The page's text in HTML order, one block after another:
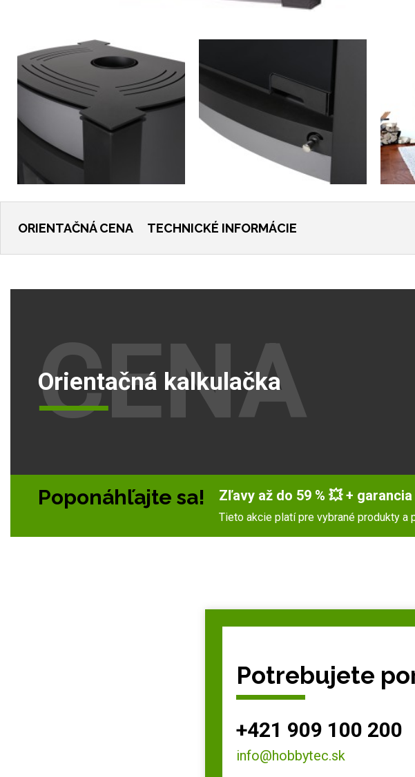
ORIENTAČNÁ CENA TECHNICKÉ INFORMÁCIE
CENA
Orientačná kalkulačka
Poponáhľajte sa! Zľavy až do 59 % 💥 +
Tieto akcie platí pre vybrané produkty
Potrebujete
+421 909 100 200
info@hobbytec.sk